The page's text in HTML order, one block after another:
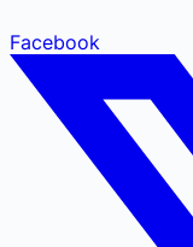
Facebook